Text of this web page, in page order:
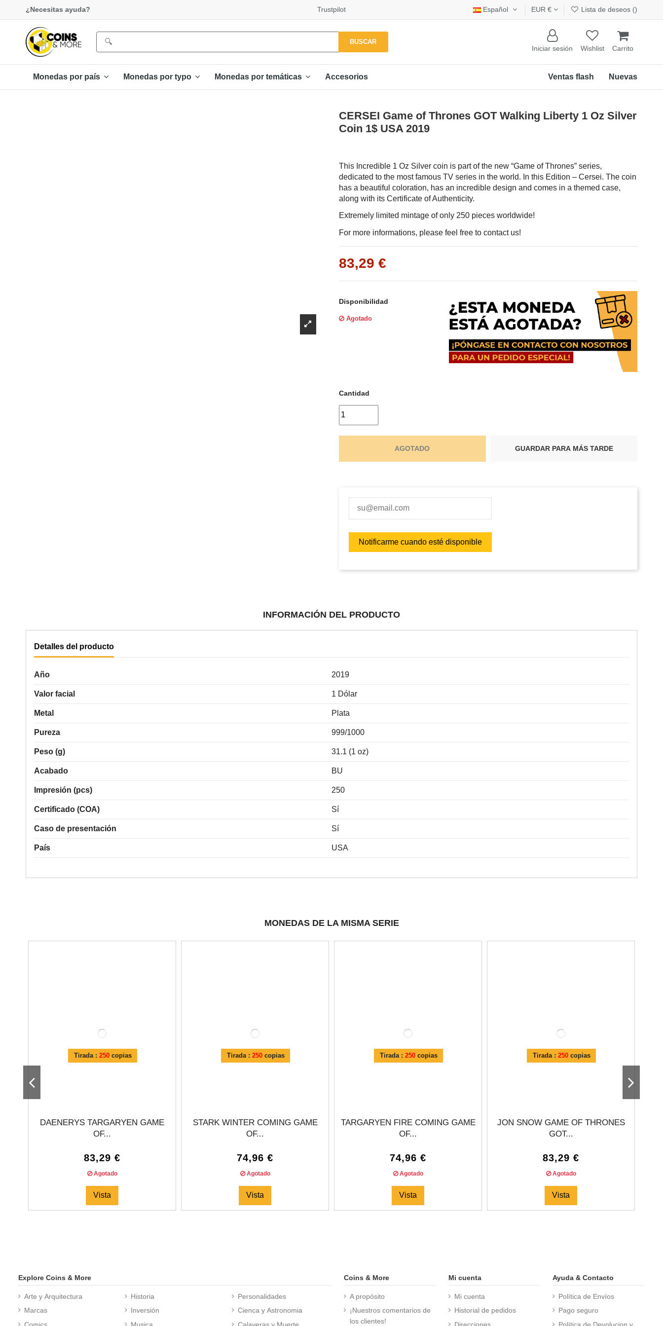
Γ
¿Necesitas ayuda? Trustpilot Español EUR € Lista de deseos ()
BUSCAR
Iniciar sesión Wishlist Carrito
Monedas por país Monedas por typo Monedas por temáticas Accesorios Nuevas
Ventas flash
CERSEI Game of Thrones GOT Walking Liberty 1 Oz Silver
Coin 1$ USA 2019
This Incredible 1 Oz Silver coin is part of the new “Game of Thrones” series,
dedicated to the most famous TV series in the world. In this Edition – Cersei. The coin
has a beautiful coloration, has an incredible design and comes in a themed case,
along with its Certificate of Authenticity.
Extremely limited mintage of only 250 pieces worldwide!
For more informations, please feel free to contact us!
83,29 €
Disponibilidad
Agotado
Cantidad
AGOTADO GUARDAR PARA MÁS TARDE
INFORMACIÓN DEL PRODUCTO
Detalles del producto
Año 2019
Valor facial 1 Dólar
Metal Plata
Pureza 999/1000
Peso (g) 31.1 (1 oz)
Acabado BU
Impresión (pcs) 250
Certificado (COA) Sí
Caso de presentación Sí
País USA
MONEDAS DE LA MISMA SERIE
Tirada : 250copias
DAENERYS TARGARYEN GAME
OF...
83,29 €
Agotado
Vista
Tirada : 250copias
STARK WINTER COMING GAME
OF...
74,96 €
Agotado
Vista
Tirada : 250copias
TARGARYEN FIRE COMING GAME
OF...
74,96 €
Agotado
Vista
Tirada : 250copias
JON SNOW GAME OF THRONES
GOT...
83,29 €
Agotado
Vista
Explore Coins & More
Arte y Arquitectura
Marcas
Comics
Historia
Inversión
Musica
Personalidades
Cienca y Astronomia
Calaveras y Muerte
Coins & More
A propósito
¡Nuestros comentarios de
los clientes!
Mi cuenta
Mi cuenta
Historial de pedidos
Direcciones
Ayuda & Contacto
Política de Envíos
Pago seguro
Política de Devolucion y